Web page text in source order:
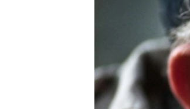
УКРАИНСКАЯ ПРОБЛЕМА КРЫМА